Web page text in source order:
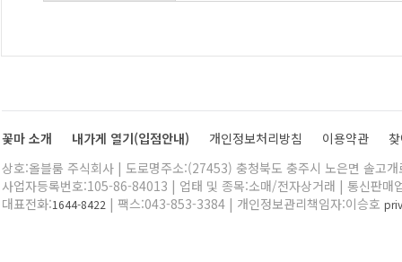
꽃마 소개 내가게 열기(입점안내) 개인정보처리방침 이용약관
상호:올블룸 주식회사 | 도로명주소:(27453) 충청북도 충주시 노은면 솔고
사업자등록번호:105-86-84013 | 업태 및 종목:소매/전자상거래 | 통신판매
대표전화:1644-8422 | 팩스:043-853-3384 | 개인정보관리책임자:이승호